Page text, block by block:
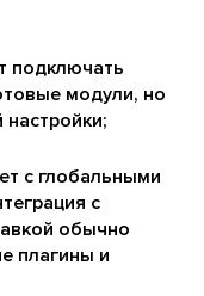
подключать
модули, но
настройки;
с глобальными
с
обычно
плагины и